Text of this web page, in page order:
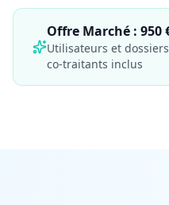
Offre Marché :
Utilisateurs et
co-traitants inclus